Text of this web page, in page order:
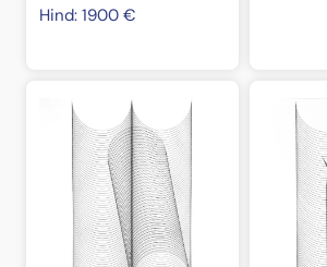
Hind: 1900 €